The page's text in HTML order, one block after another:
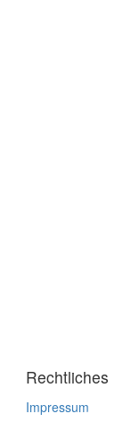
Rechtliches
Impressum